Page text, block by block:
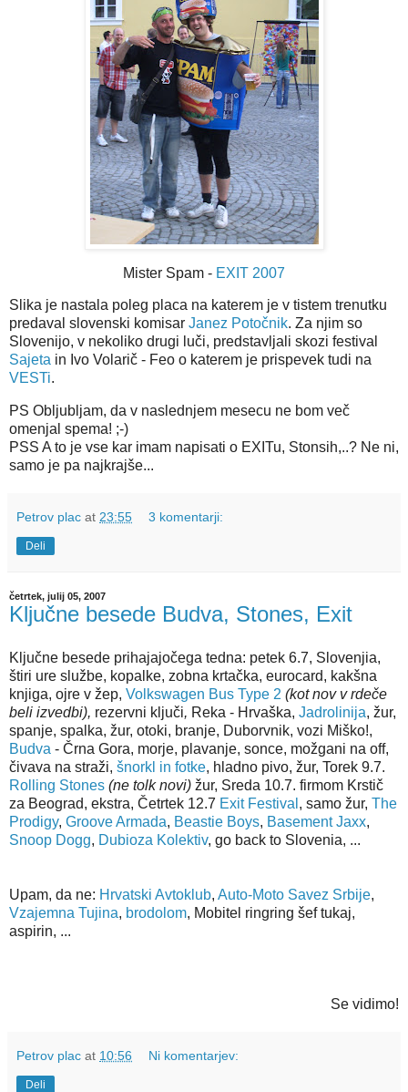
Mister Spam - EXIT 2007
Slika je nastala poleg placa na katerem je v tistem trenutku
predaval slovenski komisar Janez Potočnik. Za njim so
Slovenijo, v nekoliko drugi luči, predstavljali skozi festival
Sajeta in Ivo Volarič - Feo o katerem je prispevek tudi na
VESTi.
PS Obljubljam, da v naslednjem mesecu ne bom več
omenjal spema! ;-)
PSS A to je vse kar imam napisati o EXITu, Stonsih,..? Ne ni,
samo je pa najkrajše...
Petrov plac at 23:55 3 komentarji:
Deli
četrtek, julij 05, 2007
Ključne besede Budva, Stones, Exit
Ključne besede prihajajočega tedna: petek 6.7, Slovenjia,
štiri ure službe, kopalke, zobna krtačka, eurocard, kakšna
knjiga, ojre v žep, Volkswagen Bus Type 2 (kot nov v rdeče
beli izvedbi), rezervni ključi, Reka - Hrvaška, Jadrolinija, žur,
spanje, spalka, žur, otoki, branje, Duborvnik, vozi Miško!,
Budva - Črna Gora, morje, plavanje, sonce, možgani na off,
čivava na straži, šnorkl in fotke, hladno pivo, žur, Torek 9.7.
Rolling Stones (ne tolk novi) žur, Sreda 10.7. firmom Krstič
za Beograd, ekstra, Četrtek 12.7 Exit Festival , samo žur, The
Prodigy, Groove Armada, Beastie Boys, Basement Jaxx,
Snoop Dogg, Dubioza Kolektiv, go back to Slovenia, ...
Upam, da ne: Hrvatski Avtoklub, Auto-Moto Savez Srbije,
Vzajemna Tujina, brodolom, Mobitel ringring šef tukaj,
aspirin, ...
Se vidimo!
Petrov plac at 10:56 Ni komentarjev:
Deli